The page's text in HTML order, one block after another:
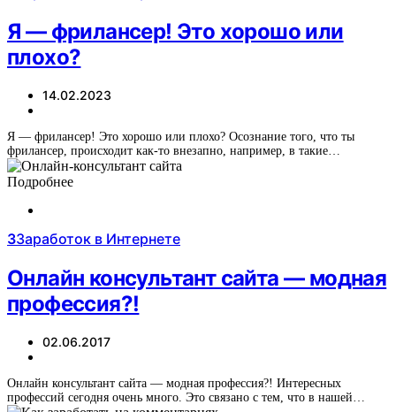
Я — фрилансер! Это хорошо или
плохо?
14.02.2023
Я — фрилансер! Это хорошо или плохо? Осознание того, что ты
фрилансер, происходит как-то внезапно, например, в такие…
Подробнее
ЗЗаработок в Интернете
Онлайн консультант сайта — модная
профессия?!
02.06.2017
Онлайн консультант сайта — модная профессия?! Интересных
профессий сегодня очень много. Это связано с тем, что в нашей…